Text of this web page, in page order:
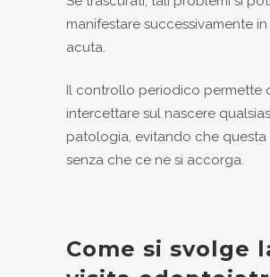
manifestare successivamente
acuta.
Il controllo periodico permette
intercettare sul nascere
patologia, evitando che questa
senza che ce ne si accorga.
Come si svolge